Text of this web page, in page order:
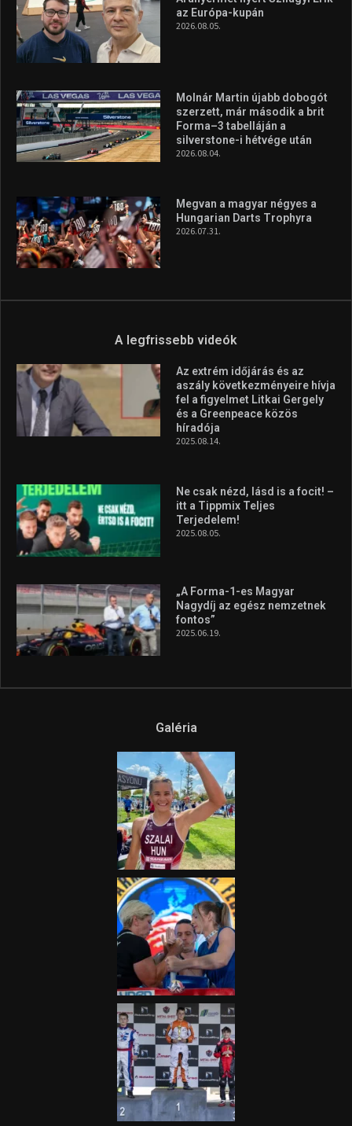
az Európa-kupán
2026.08.05.
Molnár Martin újabb dobogót
szerzett, már második a brit
Forma–3 tabelláján a
silverstone-i hétvége után
2026.08.04.
Megvan a magyar négyes a
Hungarian Darts Trophyra
2026.07.31.
A legfrissebb videók
Az extrém időjárás és az
aszály következményeire hívja
fel a figyelmet Litkai Gergely
és a Greenpeace közös
híradója
2025.08.14.
Ne csak nézd, lásd is a focit! –
itt a Tippmix Teljes
Terjedelem!
2025.08.05.
„A Forma-1-es Magyar
Nagydíj az egész nemzetnek
fontos”
2025.06.19.
Galéria